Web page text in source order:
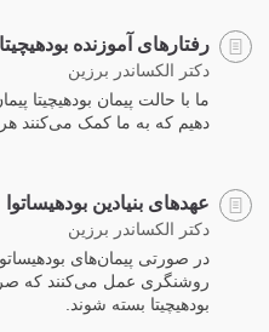
رفتارهای آموزنده
دکتر الکساندر برزین
ما با حالت پیمان بودهیچیتا
دهیم که به ما کمک می‌کنند
عهدهای بنیادین بودهیساتوا
دکتر الکساندر برزین
در صورتی پیمان‌های
روشنگری عمل می‌کنند که
بودهیچیتا بسته شوند.